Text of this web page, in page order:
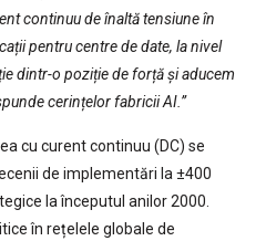
continuu de înaltă tensiune în
pentru centre de date, la nivel
dintr-o poziție de forță și aducem
cerințelor fabricii AI.”
cu curent continuu (DC) se
de implementări la ±400
la începutul anilor 2000.
în rețelele globale de